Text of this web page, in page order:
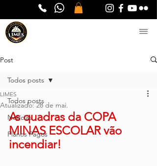
Post
Todos posts
Notícias
Planos Pagos
Todos posts
LIMES
Atualizado:28 de mai.
As quadras da COPA
MINAS ESCOLAR vão
incendiar!